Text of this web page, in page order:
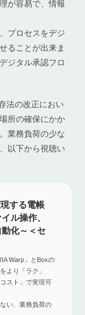
が容易で、情報
プロセスをデジ
ることが出来ま
ジタル承認フロ
法の改正におい
所の確保にかか
業務負荷の少な
以下から視聴い
する電帳
ル操作、
化～＜セ
Warp」とBoxの
より「ラク」
スト」で実現可
い、業務負荷の